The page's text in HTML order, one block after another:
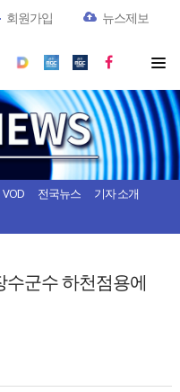
회원가입 뉴스제보
전국뉴스
기자 소개
수군수 하천점용에